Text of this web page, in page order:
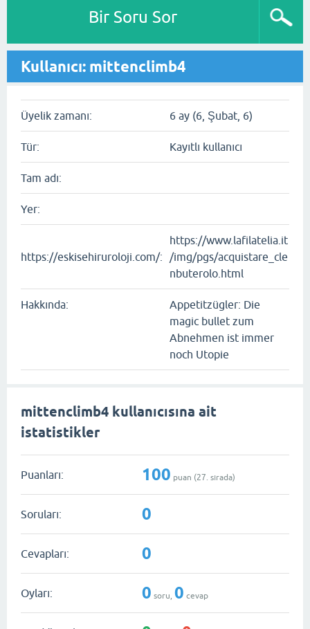
Bir Soru Sor
Kullanıcı: mittenclimb4
Üyelik zamanı: 6 ay (6, Şubat, 6)
Tür: Kayıtlı kullanıcı
Tam adı:
Yer:
https://eskisehiruroloji.com/:
https://www.lafilatelia.it
/img/pgs/acquistare_cle
nbuterolo.html
Hakkında:
Appetitzügler: Die
magic bullet zum
Abnehmen ist immer
noch Utopie
mittenclimb4 kullanıcısına ait
istatistikler
Puanları: 100 puan (27 . sırada)
Soruları: 0
Cevapları: 0
Oyları: 0 soru, 0 cevap